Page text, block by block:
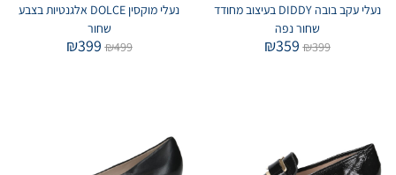
נעלי עקב בובה DIDDY בעיצוב מחודד
שחור נפה
₪399
₪359
נעלי מוקסין DOLCE אלגנטיות בצבע
שחור
₪499
₪399